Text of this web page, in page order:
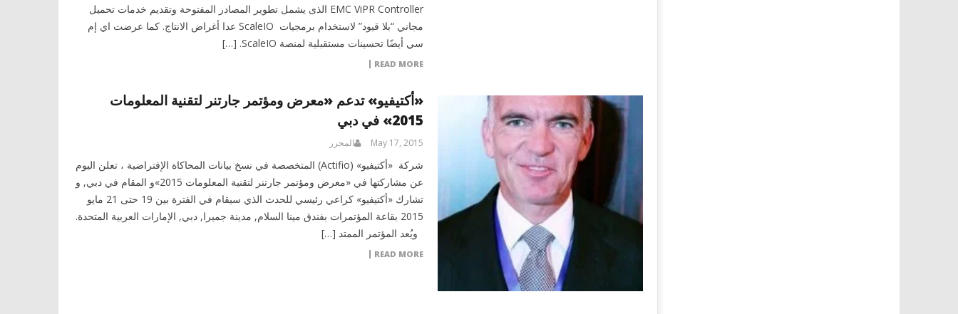
EMC ViPR Controller الذى يشمل تطوير المصادر المفتوحة وتقديم خدمات تحميل
مجاني “بلا قيود” لاستخدام برمجيات ScaleIO عدا أغراض الانتاج. كما عرضت اي إم
سي أيضًا تحسينات مستقبلية لمنصة ScaleIO. […]
READ MORE
«أكتيفيو» تدعم «معرض ومؤتمر جارتنر لتقنية المعلومات
2015» في دبي
May 17, 2015 المحرر
شركة «أكتيفيو» (Actifio) المتخصصة في نسخ بيانات المحاكاة الإفتراضية ، تعلن اليوم
عن مشاركتها في «معرض ومؤتمر جارتنر لتقنية المعلومات 2015»و المقام في دبي, و
تشارك «أكتيفيو» كراعي رئيسي للحدث الذي سيقام في الفترة بين 19 حتى 21 مايو
2015 بقاعة المؤتمرات بفندق مينا السلام, مدينة جميرا, دبي, الإمارات العربية المتحدة.
ويُعد المؤتمر الممتد […]
READ MORE